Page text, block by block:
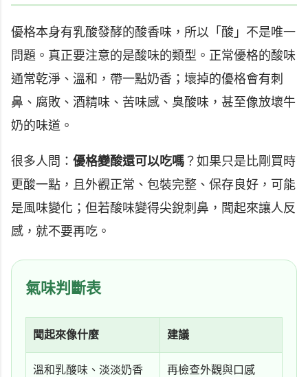
優格本身有乳酸發酵的酸香味，所以「酸」不是唯一
問題。真正要注意的是酸味的類型。正常優格的酸味
通常乾淨、溫和，帶一點奶香；壞掉的優格會有刺
鼻、腐敗、酒精味、苦味感、臭酸味，甚至像放壞牛
奶的味道。
很多人問： 優格變酸還可以吃嗎 ？如果只是比剛買時
更酸一點，且外觀正常、包裝完整、保存良好，可能
是風味變化；但若酸味變得尖銳刺鼻，聞起來讓人反
感，就不要再吃。
氣味判斷表
聞起來像什麼 建議
溫和乳酸味、淡淡奶香 再檢查外觀與口感